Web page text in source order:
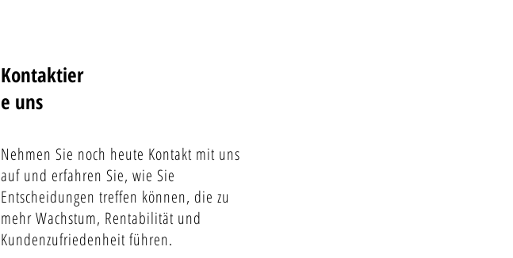
Kontaktier
e uns
Nehmen Sie noch heute Kontakt mit uns
auf und erfahren Sie, wie Sie
Entscheidungen treffen können, die zu
mehr Wachstum, Rentabilität und
Kundenzufriedenheit führen.